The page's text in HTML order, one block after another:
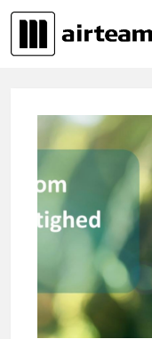
Hoppa till innehåll